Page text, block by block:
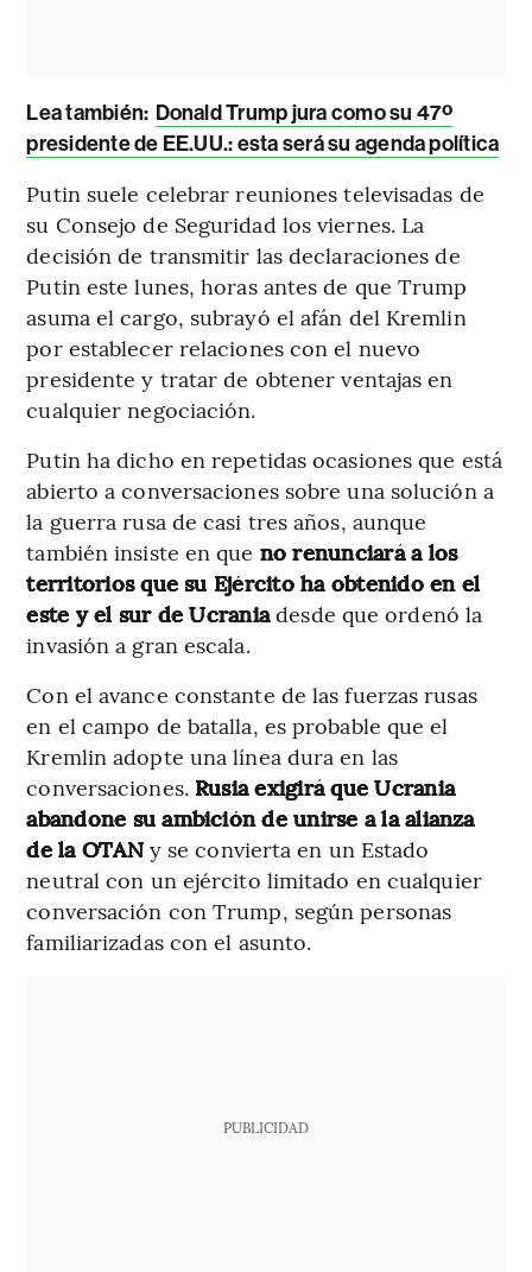
Lea también: Donald Trump jura como su 47º
presidente de EE.UU.: esta será su agenda política
Putin suele celebrar reuniones televisadas de
su Consejo de Seguridad los viernes. La
decisión de transmitir las declaraciones de
Putin este lunes, horas antes de que Trump
asuma el cargo, subrayó el afán del Kremlin
por establecer relaciones con el nuevo
presidente y tratar de obtener ventajas en
cualquier negociación.
Putin ha dicho en repetidas ocasiones que está
abierto a conversaciones sobre una solución a
la guerra rusa de casi tres años, aunque
también insiste en que no renunciará a los
territorios que su Ejército ha obtenido en el
este y el sur de Ucraniadesde que ordenó la
invasión a gran escala.
Con el avance constante de las fuerzas rusas
en el campo de batalla, es probable que el
Kremlin adopte una línea dura en las
conversaciones. Rusia exigirá que Ucrania
abandone su ambición de unirse a la alianza
de la OTANy se convierta en un Estado
neutral con un ejército limitado en cualquier
conversación con Trump, según personas
familiarizadas con el asunto.
PUBLICIDAD